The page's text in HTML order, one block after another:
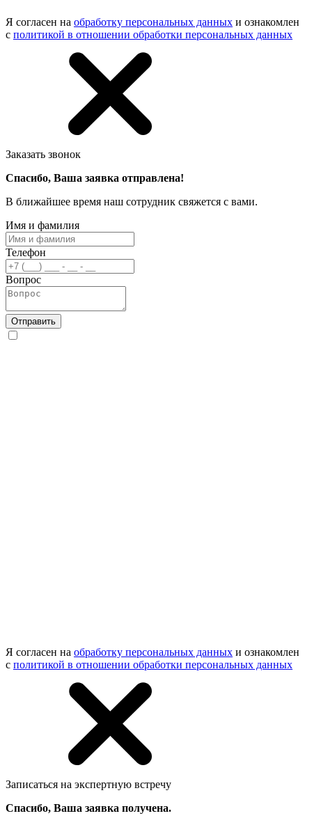
Я согласен на обработку персональных данных и ознакомлен
с политикой в отношении обработки персональных данных
Заказать звонок
Спасибо, Ваша заявка отправлена!
В ближайшее время наш сотрудник свяжется с вами.
Имя и фамилия
Телефон
Вопрос
Отправить
Я согласен на обработку персональных данных и ознакомлен
с политикой в отношении обработки персональных данных
Записаться на экспертную встречу
Спасибо, Ваша заявка получена.